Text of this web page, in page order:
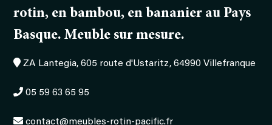
rotin, en bambou, en bananier au Pays
Basque. Meuble sur mesure.
ZA Lantegia, 605 route d'Ustaritz, 64990 Villefranque
05 59 63 65 95
contact@meubles-rotin-pacific.fr